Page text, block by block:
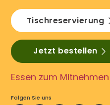
Tischreservierung
Jetzt bestellen
Essen zum Mitnehmen
Folgen Sie uns